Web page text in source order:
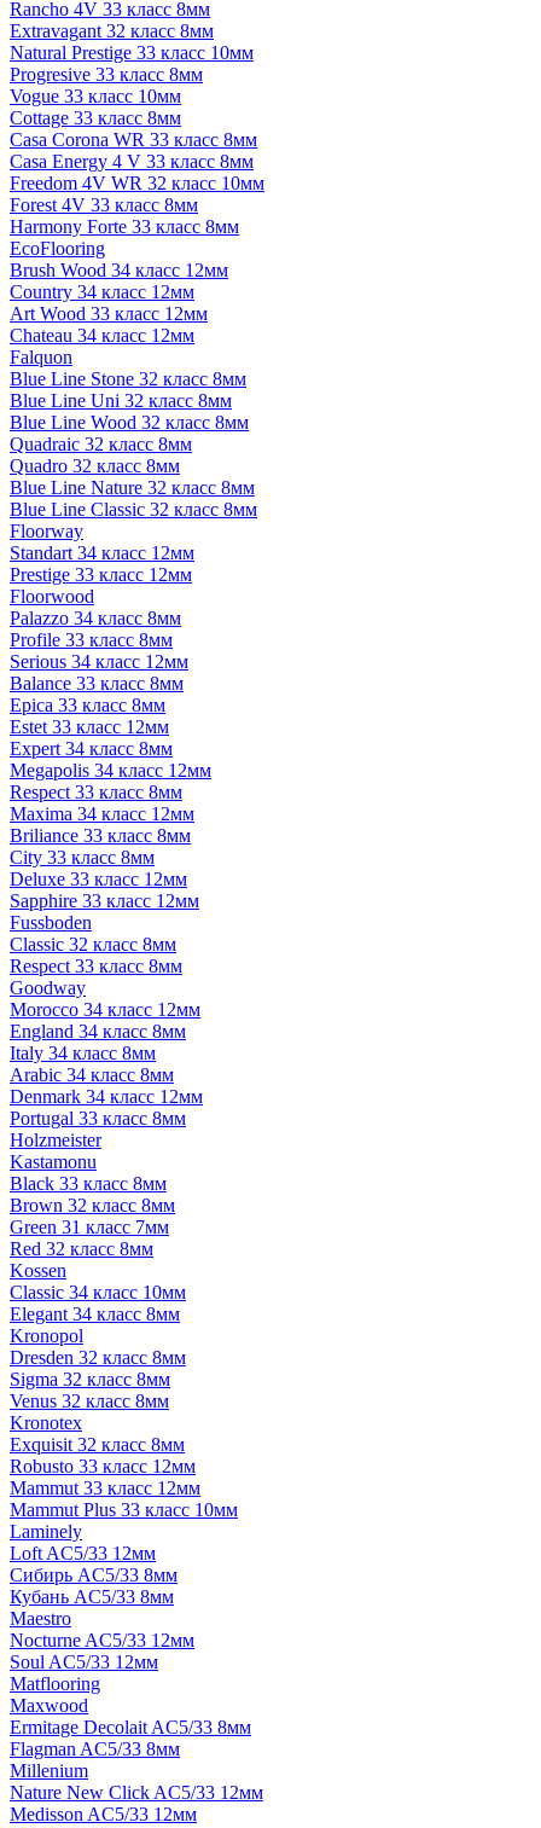
Rancho 4V 33 класс 8мм
Extravagant 32 класс 8мм
Natural Prestige 33 класс 10мм
Progresive 33 класс 8мм
Vogue 33 класс 10мм
Cottage 33 класс 8мм
Casa Corona WR 33 класс 8мм
Casa Energy 4 V 33 класс 8мм
Freedom 4V WR 32 класс 10мм
Forest 4V 33 класс 8мм
Harmony Forte 33 класс 8мм
EcoFlooring
Brush Wood 34 класс 12мм
Country 34 класс 12мм
Art Wood 33 класс 12мм
Chateau 34 класс 12мм
Falquon
Blue Line Stone 32 класс 8мм
Blue Line Uni 32 класс 8мм
Blue Line Wood 32 класс 8мм
Quadraic 32 класс 8мм
Quadro 32 класс 8мм
Blue Line Nature 32 класс 8мм
Blue Line Classic 32 класс 8мм
Floorway
Standart 34 класс 12мм
Prestige 33 класс 12мм
Floorwood
Palazzo 34 класс 8мм
Profile 33 класс 8мм
Serious 34 класс 12мм
Balance 33 класс 8мм
Epica 33 класс 8мм
Estet 33 класс 12мм
Expert 34 класс 8мм
Megapolis 34 класс 12мм
Respect 33 класс 8мм
Maxima 34 класс 12мм
Briliance 33 класс 8мм
City 33 класс 8мм
Deluxe 33 класс 12мм
Sapphire 33 класс 12мм
Fussboden
Classic 32 класс 8мм
Respect 33 класс 8мм
Goodway
Morocco 34 класс 12мм
England 34 класс 8мм
Italy 34 класс 8мм
Arabic 34 класс 8мм
Denmark 34 класс 12мм
Portugal 33 класс 8мм
Holzmeister
Kastamonu
Black 33 класс 8мм
Brown 32 класс 8мм
Green 31 класс 7мм
Red 32 класс 8мм
Kossen
Classic 34 класс 10мм
Elegant 34 класс 8мм
Kronopol
Dresden 32 класс 8мм
Sigma 32 класс 8мм
Venus 32 класс 8мм
Kronotex
Exquisit 32 класс 8мм
Robusto 33 класс 12мм
Mammut 33 класс 12мм
Mammut Plus 33 класс 10мм
Laminely
Loft AC5/33 12мм
Сибирь AC5/33 8мм
Кубань AC5/33 8мм
Maestro
Nocturne AC5/33 12мм
Soul AC5/33 12мм
Matflooring
Maxwood
Ermitage Decolait AC5/33 8мм
Flagman AC5/33 8мм
Millenium
Nature New Click AC5/33 12мм
Medisson AC5/33 12мм